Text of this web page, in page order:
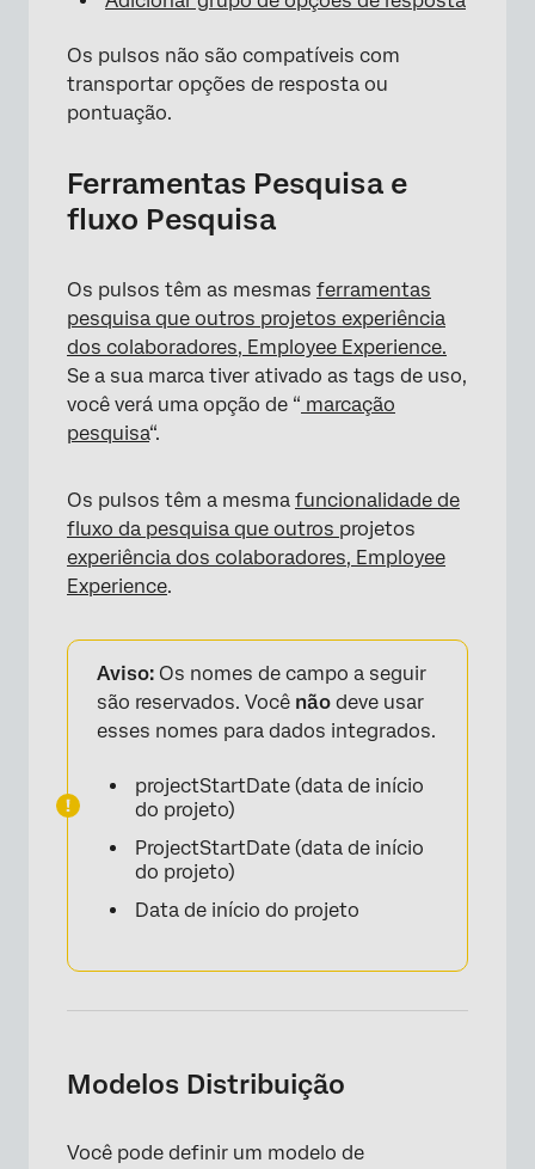
×
Os pulsos não são compatíveis com
transportar opções de resposta ou
pontuação.
Ferramentas Pesquisa e
fluxo Pesquisa
Os pulsos têm as mesmas ferramentas
pesquisa que outros projetos experiência
dos colaboradores, Employee Experience.
Se a sua marca tiver ativado as tags de uso,
você verá uma opção de “ marcação
pesquisa“.
Os pulsos têm a mesma funcionalidade de
fluxo da pesquisa que outros projetos
experiência dos colaboradores, Employee
Experience.
Aviso: Os nomes de campo a seguir
são reservados. Você não deve usar
esses nomes para dados integrados.
projectStartDate (data de início
do projeto)
ProjectStartDate (data de início
do projeto)
Data de início do projeto
Modelos Distribuição
Você pode definir um modelo de